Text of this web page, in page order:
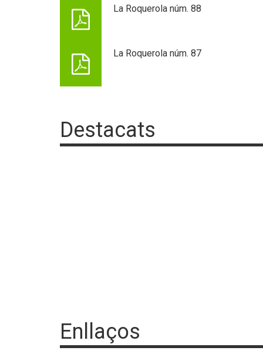
La Roquerola núm. 88
La Roquerola núm. 87
Destacats
Enllaços